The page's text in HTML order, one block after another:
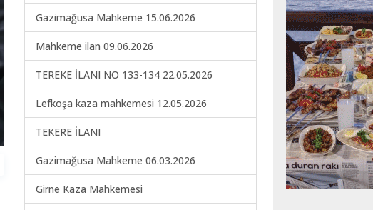
Gazimağusa Mahkeme 15.06.2026
Mahkeme ilan 09.06.2026
TEREKE İLANI NO 133-134 22.05.2026
Lefkoşa kaza mahkemesi 12.05.2026
TEKERE İLANI
Gazimağusa Mahkeme 06.03.2026
Girne Kaza Mahkemesi